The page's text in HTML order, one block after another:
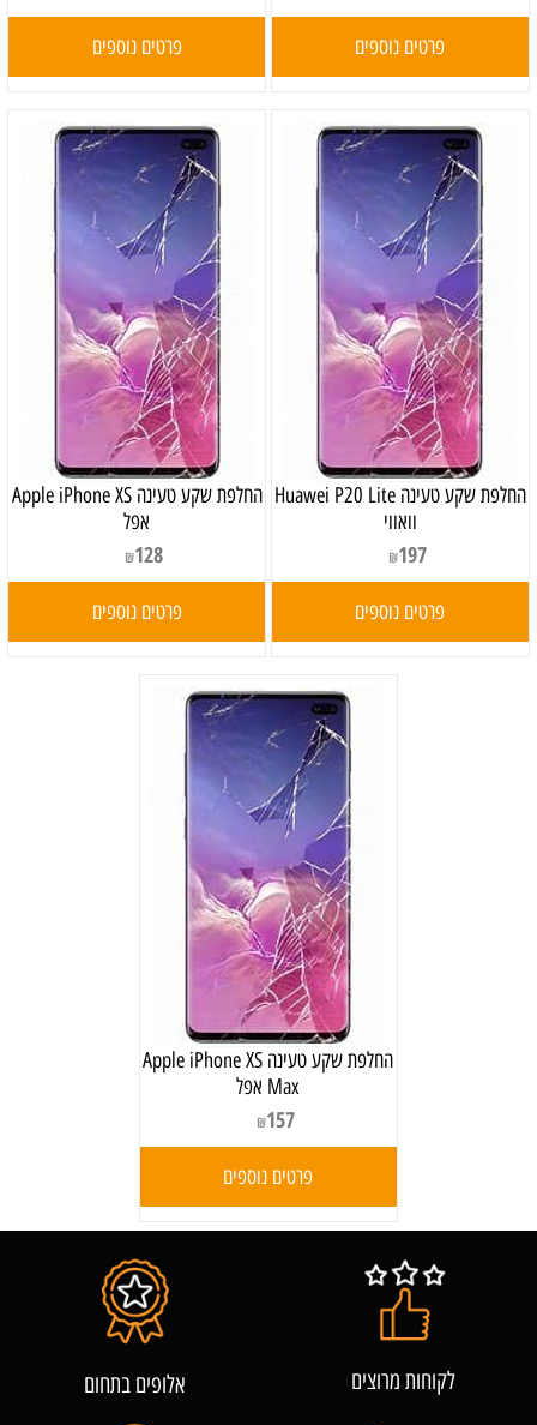
פרטים נוספים פרטים נוספים
‏החלפת שקע טעינה Huawei P20 Lite
וואווי
₪197
פרטים נוספים
‏החלפת שקע טעינה Apple iPhone XS
אפל
₪128
פרטים נוספים
‏החלפת שקע טעינה Apple iPhone XS
Max אפל
₪157
פרטים נוספים
לקוחות מרוצים אלופים בתחום